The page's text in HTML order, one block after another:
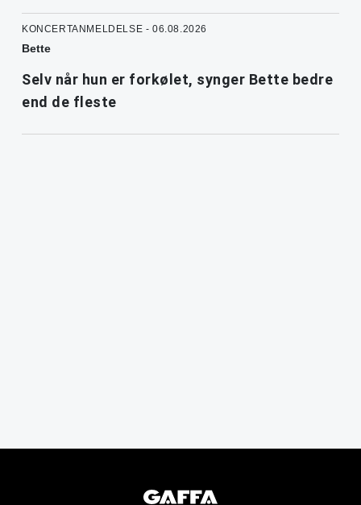
KONCERTANMELDELSE - 06.08.2026
Bette
Selv når hun er forkølet, synger Bette bedre
end de fleste